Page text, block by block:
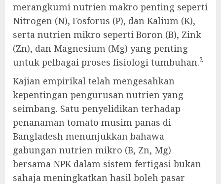
merangkumi nutrien makro penting seperti
Nitrogen (N), Fosforus (P), dan Kalium (K),
serta nutrien mikro seperti Boron (B), Zink
(Zn), dan Magnesium (Mg) yang penting
untuk pelbagai proses fisiologi tumbuhan.2
Kajian empirikal telah mengesahkan
kepentingan pengurusan nutrien yang
seimbang. Satu penyelidikan terhadap
penanaman tomato musim panas di
Bangladesh menunjukkan bahawa
gabungan nutrien mikro (B, Zn, Mg)
bersama NPK dalam sistem fertigasi bukan
sahaja meningkatkan hasil boleh pasar